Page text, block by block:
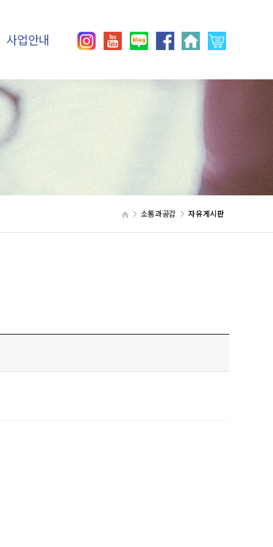
사업안내
이용안내
직업재활사업
사회재활사업
소통과공감 자유게시판